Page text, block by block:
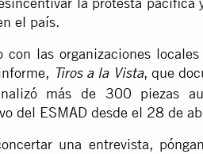
el país.
con las organizaciones
Tiros a la Vista, que
más de 300 piezas
del ESMAD desde el 28 de
una entrevista,